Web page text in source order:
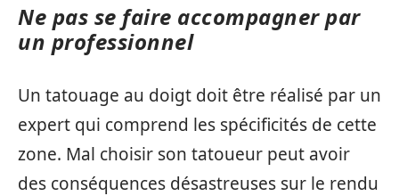
Ne pas se faire accompagner par
un professionnel
Un tatouage au doigt doit être réalisé par un
expert qui comprend les spécificités de cette
zone. Mal choisir son tatoueur peut avoir
des conséquences désastreuses sur le rendu